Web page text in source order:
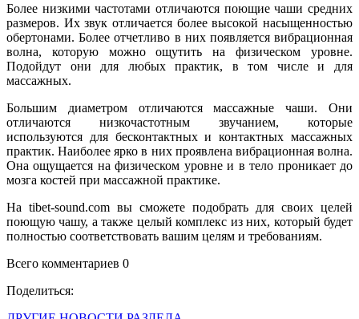
Более низкими частотами отличаются поющие чаши средних
размеров. Их звук отличается более высокой насыщенностью
обертонами. Более отчетливо в них появляется вибрационная
волна, которую можно ощутить на физическом уровне.
Подойдут они для любых практик, в том числе и для
массажных.
Большим диаметром отличаются массажные чаши. Они
отличаются низкочастотным звучанием, которые
используются для бесконтактных и контактных массажных
практик. Наиболее ярко в них проявлена вибрационная волна.
Она ощущается на физическом уровне и в тело проникает до
мозга костей при массажной практике.
На tibet-sound.com вы сможете подобрать для своих целей
поющую чашу, а также целый комплекс из них, который будет
полностью соответствовать вашим целям и требованиям.
Всего комментариев 0
Поделиться: